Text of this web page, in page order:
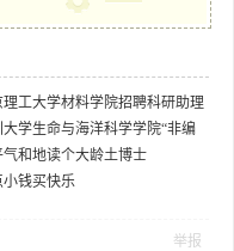
理工大学材料学院招聘科研助理
大学生命与海洋科学学院“非编
与肺血管病”课题组博士后招聘
气和地读个大龄土博士
小钱买快乐
举报